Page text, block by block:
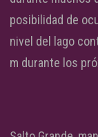
posibilidad de
nivel del lago
m durante los